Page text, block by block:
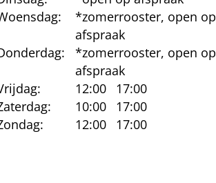
*zomerrooster, open op
afspraak
*zomerrooster, open op
afspraak
12:00
17:00
10:00
17:00
12:00 17:00